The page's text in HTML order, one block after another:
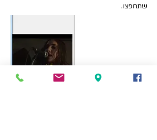
שתחפצו.
10. לחצו על כפתור הגדלת מסך התצוגה (כפתור
הגדלת המסך מסומן בעיגול שחור בתמונה
לפניכם)